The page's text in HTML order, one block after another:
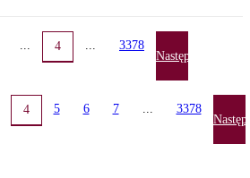
... 4 ... 3378
Następna
4 5 6 7 ... 3378